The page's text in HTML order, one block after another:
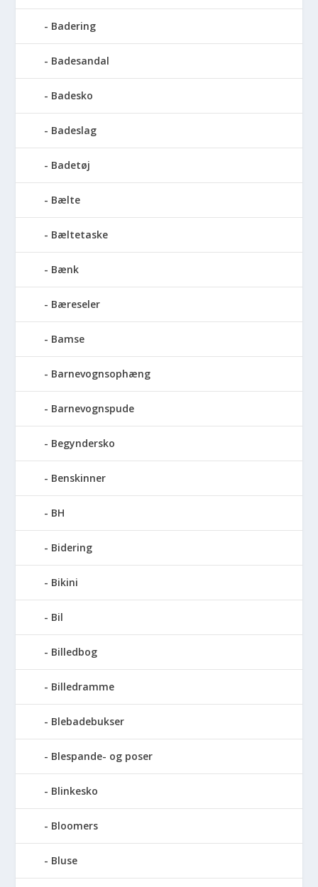
Badering
Badesandal
Badesko
Badeslag
Badetøj
Bælte
Bæltetaske
Bænk
Bæreseler
Bamse
Barnevognsophæng
Barnevognspude
Begyndersko
Benskinner
BH
Bidering
Bikini
Bil
Billedbog
Billedramme
Blebadebukser
Blespande- og poser
Blinkesko
Bloomers
Bluse